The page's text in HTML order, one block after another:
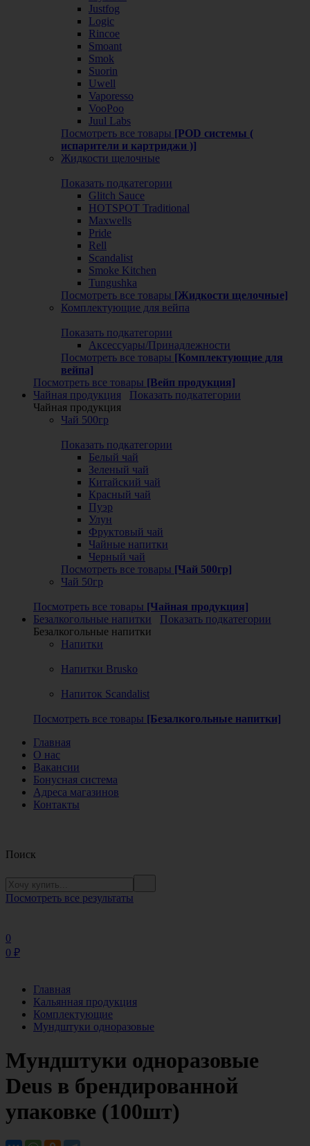
Justfog
Logic
Rincoe
Smoant
Smok
Suorin
Uwell
Vaporesso
VooPoo
Juul Labs
Посмотреть все товары [POD системы (
испарители и картриджи )]
Жидкости щелочные
Показать подкатегории
Glitch Sauce
HOTSPOT Traditional
Maxwells
Pride
Rell
Scandalist
Smoke Kitchen
Tungushka
Посмотреть все товары [Жидкости щелочные]
Комплектующие для вейпа
Показать подкатегории
Аксессуары/Принадлежности
Посмотреть все товары [Комплектующие для
вейпа]
Посмотреть все товары [Вейп продукция]
Чайная продукция
Показать подкатегории
Чайная продукция
Чай 500гр
Показать подкатегории
Белый чай
Зеленый чай
Китайский чай
Красный чай
Пуэр
Улун
Фруктовый чай
Чайные напитки
Черный чай
Посмотреть все товары [Чай 500гр]
Чай 50гр
Посмотреть все товары [Чайная продукция]
Безалкогольные напитки
Показать подкатегории
Безалкогольные напитки
Напитки
Напитки Brusko
Напиток Scandalist
Посмотреть все товары [Безалкогольные напитки]
Главная
О нас
Вакансии
Бонусная система
Адреса магазинов
Контакты
Поиск
Посмотреть все результаты
0
0 ₽
Главная
Кальянная продукция
Комплектующие
Мундштуки одноразовые
Мундштуки одноразовые
Deus в брендированной
упаковке (100шт)